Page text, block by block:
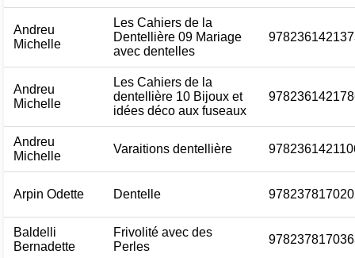
Andreu
Michelle
Les Cahiers de la
Dentellière 09 Mariage
avec dentelles
Andreu
Michelle
Les Cahiers de la
dentellière 10 Bijoux et
idées déco aux fuseaux
Andreu
Michelle
Varaitions dentellière
Arpin Odette Dentelle
Baldelli
Bernadette
Frivolité avec des
Perles